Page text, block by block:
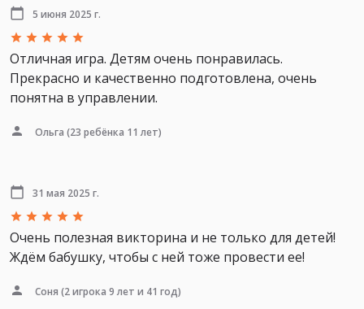
5 июня 2025 г.
Отличная игра. Детям очень понравилась.
Прекрасно и качественно подготовлена, очень
понятна в управлении.
Ольга (23 ребёнка 11 лет)
31 мая 2025 г.
Очень полезная викторина и не только для детей!
Ждём бабушку, чтобы с ней тоже провести ее!
Соня (2 игрока 9 лет и 41 год)